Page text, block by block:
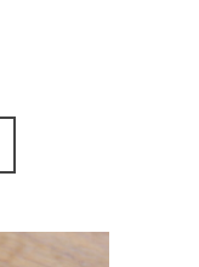
Dieses
Varianten